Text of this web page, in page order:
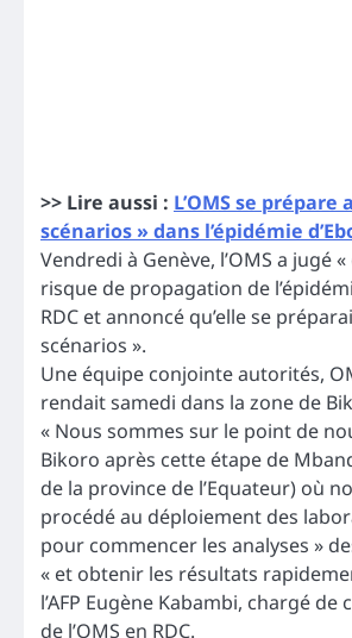
>> Lire aussi : L’OMS se prépare
scénarios » dans l’épidémie
Vendredi à Genève, l’OMS a jugé «
risque de propagation de
RDC et annoncé qu’elle se
scénarios ».
Une équipe conjointe autorités,
rendait samedi dans la zone de
« Nous sommes sur le point de
Bikoro après cette étape de
de la province de l’Equateur) où
procédé au déploiement des
pour commencer les analyses »
« et obtenir les résultats
l’AFP Eugène Kabambi, chargé
de l’OMS en RDC.